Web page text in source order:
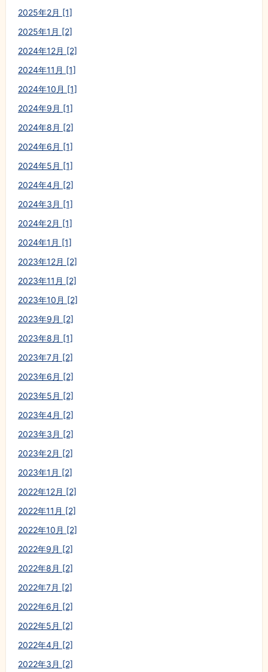
2025年2月 [1]
2025年1月 [2]
2024年12月 [2]
2024年11月 [1]
2024年10月 [1]
2024年9月 [1]
2024年8月 [2]
2024年6月 [1]
2024年5月 [1]
2024年4月 [2]
2024年3月 [1]
2024年2月 [1]
2024年1月 [1]
2023年12月 [2]
2023年11月 [2]
2023年10月 [2]
2023年9月 [2]
2023年8月 [1]
2023年7月 [2]
2023年6月 [2]
2023年5月 [2]
2023年4月 [2]
2023年3月 [2]
2023年2月 [2]
2023年1月 [2]
2022年12月 [2]
2022年11月 [2]
2022年10月 [2]
2022年9月 [2]
2022年8月 [2]
2022年7月 [2]
2022年6月 [2]
2022年5月 [2]
2022年4月 [2]
2022年3月 [2]